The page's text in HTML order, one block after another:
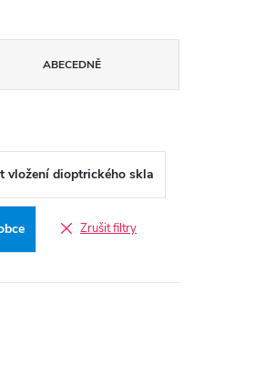
ABECEDNĚ
vložení dioptrického skla
Zrušit filtry